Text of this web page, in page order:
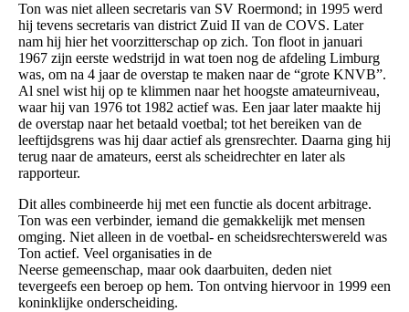
Ton was niet alleen secretaris van SV Roermond; in 1995 werd
hij tevens secretaris van district Zuid II van de COVS. Later
nam hij hier het voorzitterschap op zich. Ton floot in januari
1967 zijn eerste wedstrijd in wat toen nog de afdeling Limburg
was, om na 4 jaar de overstap te maken naar de “grote KNVB”.
Al snel wist hij op te klimmen naar het hoogste amateurniveau,
waar hij van 1976 tot 1982 actief was. Een jaar later maakte hij
de overstap naar het betaald voetbal; tot het bereiken van de
leeftijdsgrens was hij daar actiefals grensrechter. Daarna ging hij
terug naar de amateurs, eerst als scheidrechter en later als
rapporteur.
Dit alles combineerde hij met een functie als docent arbitrage.
Ton was een verbinder, iemand die gemakkelijk met mensen
omging. Niet alleen in de voetbal- en scheidsrechterswereld was
Ton actief. Veel organisaties in de
Neerse gemeenschap, maar ook daarbuiten, deden niet
tevergeefs een beroep op hem. Ton ontving hiervoor in 1999 een
koninklijke onderscheiding.